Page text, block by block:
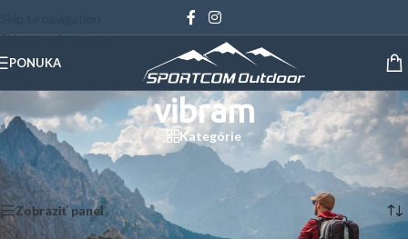
Skip to main content
PONUKA
vibram
Kategórie
Domov / Produkty so značkou “vibram”
Zobrazených 1–12 z 31 výsledkov
Zobraziť panel